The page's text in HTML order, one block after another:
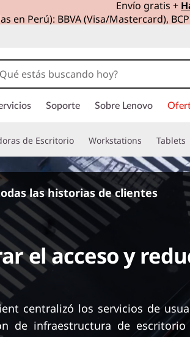
Envío gratis +
en Perú): BBVA (Visa/Mastercard),
Soporte Sobre Lenovo
de Escritorio Workstations Tablets
las historias de clientes
el acceso y
centralizó los servicios de
de infraestructura de